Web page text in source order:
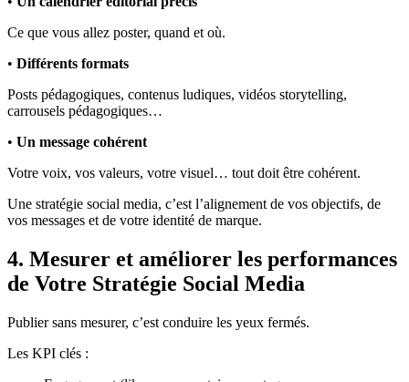
Ce que vous allez poster, quand et où.
• Différents formats
Posts pédagogiques, contenus ludiques, vidéos storytelling,
carrousels pédagogiques…
• Un message cohérent
Votre voix, vos valeurs, votre visuel… tout doit être cohérent.
Une stratégie social media, c’est l’alignement de vos objectifs, de
vos messages et de votre identité de marque.
4. Mesurer et améliorer les performances
de Votre Stratégie Social Media
Publier sans mesurer, c’est conduire les yeux fermés.
Les KPI clés :